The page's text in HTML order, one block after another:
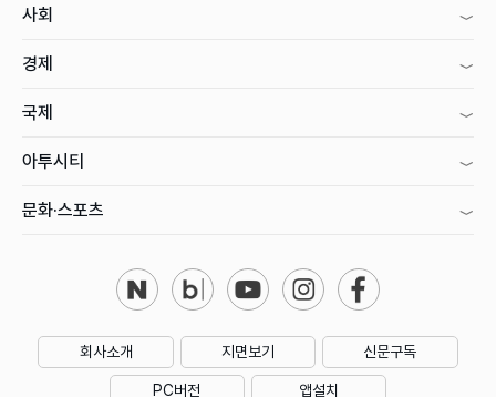
사회
경제
국제
아투시티
문화·스포츠
회사소개 지면보기 신문구독
PC버전 앱설치